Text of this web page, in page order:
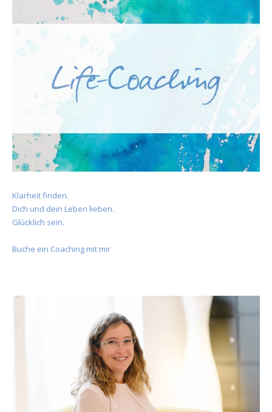
Klarheit finden.
Dich und dein Leben lieben.
Glücklich sein.
Buche ein Coaching mit mir